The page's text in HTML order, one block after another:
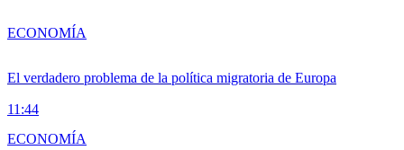
El verdadero problema de la política migratoria de Europa
11:44
ECONOMÍA
ECONOMÍA